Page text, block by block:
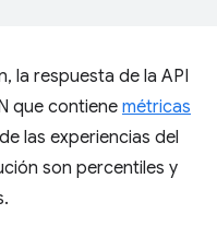
la respuesta de la API
que contienemétricas
las experiencias del
son percentiles y